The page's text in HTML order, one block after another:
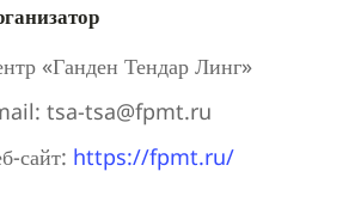
«Ганден Тендар Линг»
tsa-tsa@fpmt.ru
сайт: https://fpmt.ru/